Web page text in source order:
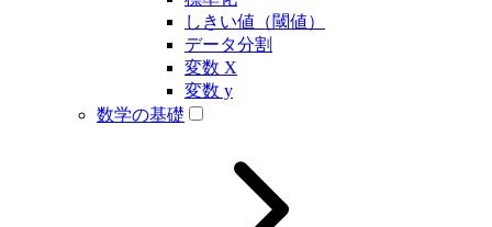
しきい値（閾値）
データ分割
変数 X
変数 y
数学の基礎